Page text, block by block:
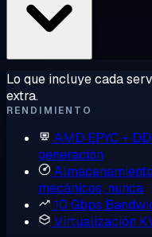
Lo que incluye cada
extra.
RENDIMIENTO
AMD EPYC +
generación
mecánicos, nunca
10 Gbps
Virtualización